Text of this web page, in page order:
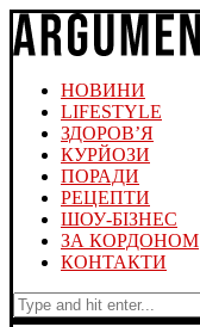
НОВИНИ
LIFESTYLE
ЗДОРОВ’Я
КУРЙОЗИ
ПОРАДИ
РЕЦЕПТИ
ШОУ-БІЗНЕС
ЗА КОРДОНОМ
КОНТАКТИ